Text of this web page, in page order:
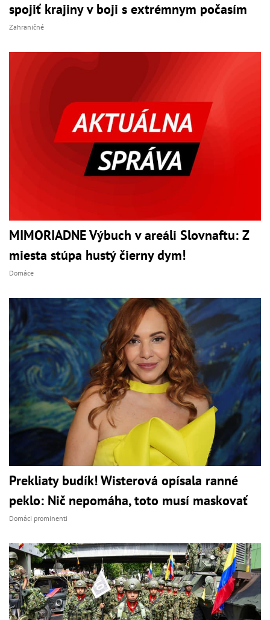
spojiť krajiny v boji s extrémnym počasím
Zahraničné
MIMORIADNE Výbuch v areáli Slovnaftu: Z
miesta stúpa hustý čierny dym!
Domáce
Prekliaty budík! Wisterová opísala ranné
peklo: Nič nepomáha, toto musí maskovať
Domáci prominenti